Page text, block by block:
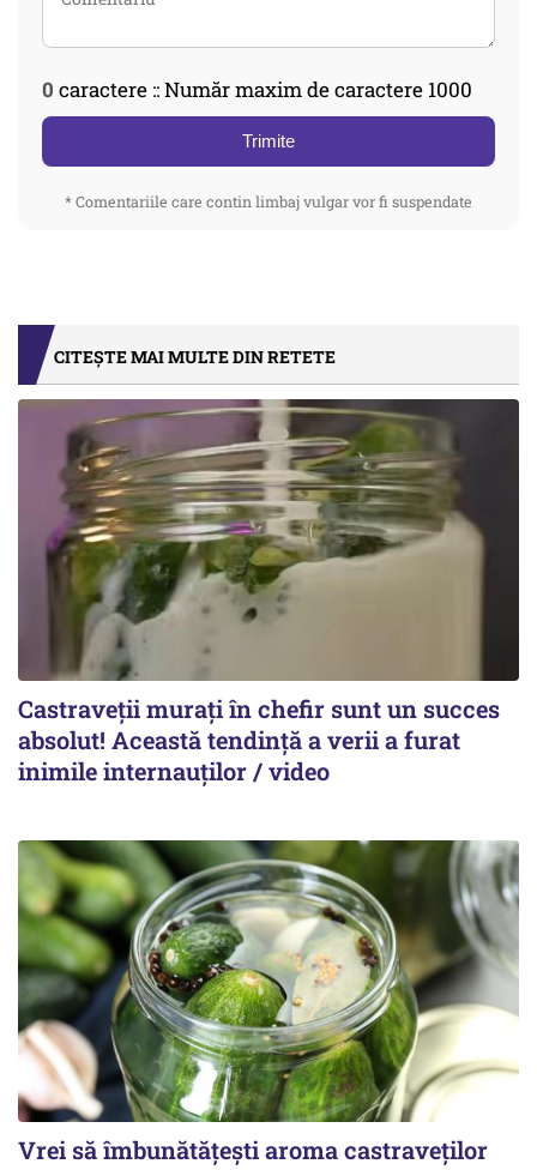
0 caractere :: Număr maxim de caractere 1000
Trimite
* Comentariile care contin limbaj vulgar vor fi suspendate
CITEȘTE MAI MULTE DIN RETETE
Castraveții murați în chefir sunt un succes
absolut! Această tendință a verii a furat
inimile internauților / video
Vrei să îmbunătățești aroma castraveților